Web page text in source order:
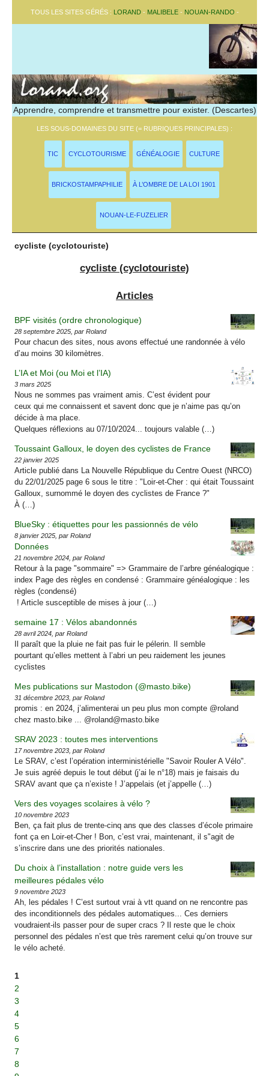
TOUS LES SITES GÉRÉS : LORAND- MALIBELE- NOUAN-RANDO -
Apprendre, comprendre et transmettre pour exister. (Descartes)
LES SOUS-DOMAINES DU SITE (= RUBRIQUES PRINCIPALES) :
TIC CYCLOTOURISME GÉNÉALOGIE CULTURE
BRICKOSTAMPAPHILIE À L’OMBRE DE LA LOI 1901
NOUAN-LE-FUZELIER
cycliste (cyclotouriste)
cycliste (cyclotouriste)
Articles
BPF visités (ordre chronologique)
28 septembre 2025, par Roland
Pour chacun des sites, nous avons effectué une randonnée à vélo
d’au moins 30 kilomètres.
L’IA et Moi (ou Moi et l’IA)
3 mars 2025
Nous ne sommes pas vraiment amis. C’est évident pour
ceux qui me connaissent et savent donc que je n’aime pas qu’on
décide à ma place.
Quelques réflexions au 07/10/2024... toujours valable (…)
Toussaint Galloux, le doyen des cyclistes de France
22 janvier 2025
Article publié dans La Nouvelle République du Centre Ouest (NRCO)
du 22/01/2025 page 6 sous le titre : "Loir-et-Cher : qui était Toussaint
Galloux, surnommé le doyen des cyclistes de France ?"
À (…)
BlueSky : étiquettes pour les passionnés de vélo
8 janvier 2025, par Roland
Données
21 novembre 2024, par Roland
Retour à la page "sommaire" => Grammaire de l’arbre généalogique :
index Page des règles en condensé : Grammaire généalogique : les
règles (condensé)
! Article susceptible de mises à jour (…)
semaine 17 : Vélos abandonnés
28 avril 2024, par Roland
Il paraît que la pluie ne fait pas fuir le pélerin. Il semble
pourtant qu’elles mettent à l’abri un peu raidement les jeunes
cyclistes
Mes publications sur Mastodon (@masto.bike)
31 décembre 2023, par Roland
promis : en 2024, j’alimenterai un peu plus mon compte @roland
chez masto.bike ... @roland@masto.bike
SRAV 2023 : toutes mes interventions
17 novembre 2023, par Roland
Le SRAV, c’est l’opération interministérielle "Savoir Rouler A Vélo".
Je suis agréé depuis le tout début (j’ai le n°18) mais je faisais du
SRAV avant que ça n’existe ! J’appelais (et j’appelle (…)
Vers des voyages scolaires à vélo ?
10 novembre 2023
Ben, ça fait plus de trente-cinq ans que des classes d’école primaire
font ça en Loir-et-Cher ! Bon, c’est vrai, maintenant, il s"agit de
s’inscrire dans une des priorités nationales.
Du choix à l’installation : notre guide vers les
meilleures pédales vélo
9 novembre 2023
Ah, les pédales ! C’est surtout vrai à vtt quand on ne rencontre pas
des inconditionnels des pédales automatiques... Ces derniers
voudraient-ils passer pour de super cracs ? Il reste que le choix
personnel des pédales n’est que très rarement celui qu’on trouve sur
le vélo acheté.
1
2
3
4
5
6
7
8